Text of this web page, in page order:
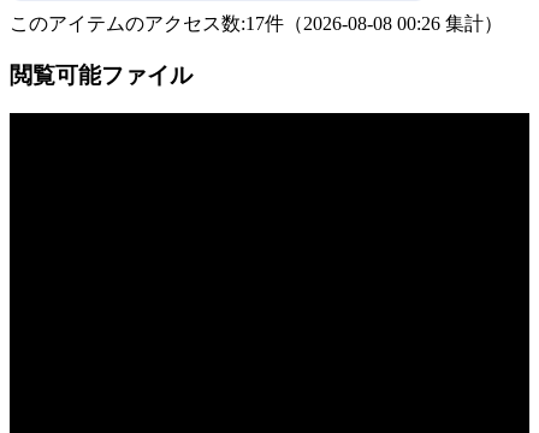
このアイテムのアクセス数:17件 （2026-08-08 00:26 集計）
閲覧可能ファイル